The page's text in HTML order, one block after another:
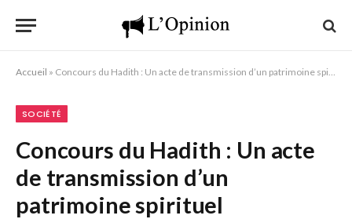
Accueil » Concours du Hadith : Un acte de transmission d’un patrimoine spirituel
SOCIÉTÉ
Concours du Hadith : Un acte
de transmission d’un
patrimoine spirituel